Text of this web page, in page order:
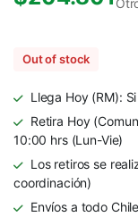
Out of stock
Llega Hoy (RM):
Retira Hoy
10:00 hrs (Lun-Vie)
Los retiros se
coordinación)
Envíos a todo